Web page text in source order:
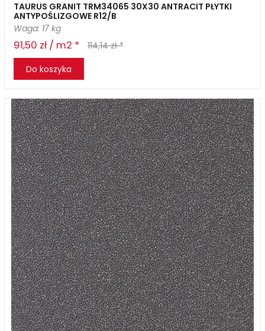
TAURUS GRANIT TRM34065 30X30 ANTRACIT PŁYTKI
ANTYPOŚLIZGOWE R12/B
Waga: 17 kg
91,50 zł / m2 *
114,14 zł *
Do koszyka